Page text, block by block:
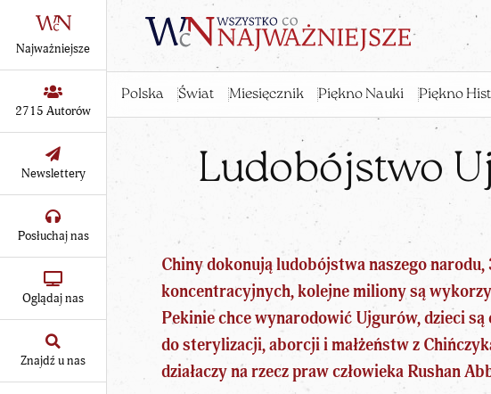
Polska Świat Miesięcznik Piękno Nauki Piękno
Najważniejsze
2715 Autorów
Newslettery
Posłuchaj nas
Oglądaj nas
Znajdź u nas
Ludobójstwo
Chiny dokonują ludobójstwa naszego
koncentracyjnych, kolejne miliony są
Pekinie chce wynarodowić Ujgurów, dzieci
do sterylizacji, aborcji i małżeństw z
działaczy na rzecz praw człowieka Rushan